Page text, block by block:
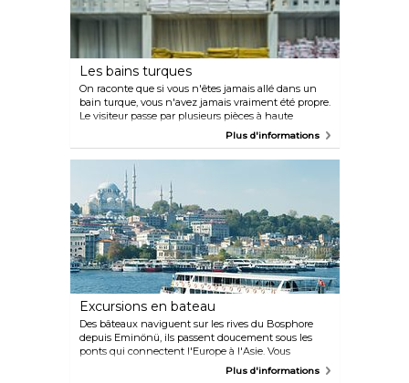
Les bains turques
On raconte que si vous n'êtes jamais allé dans un
bain turque, vous n'avez jamais vraiment été propre.
Le visiteur passe par plusieurs pièces à haute
température et finit sur une table de massage pour
femmes sont séparés mais de temps en temps, des
exceptions sont faites pour les touristes. Nous vous
recommandons ces bains publics : Hammam
Çemberlitas. Situé à proximité du Bazar, c'est le
hammam le plus vieux de la ville et il aurait été
construit par le grand architecte Sinan.
Plus d'informations
Excursions en bateau
Des bâteaux naviguent sur les rives du Bosphore
depuis Eminönü, ils passent doucement sous les
ponts qui connectent l'Europe à l'Asie. Vous
trouverez des villages tels qu'Anadolukavagi, un
Plus d'informations